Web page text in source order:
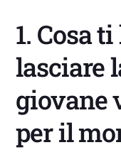
1. Cosa
lasciare
giovane
per il